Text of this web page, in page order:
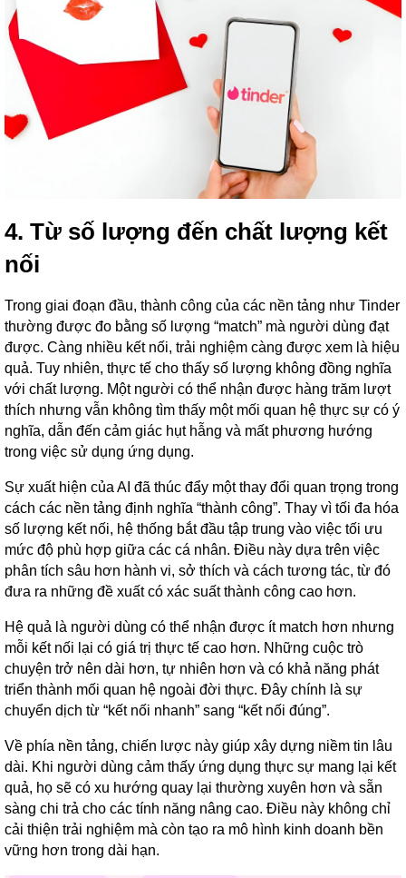
4. Từ số lượng đến chất lượng kết
nối
Trong giai đoạn đầu, thành công của các nền tảng như Tinder
thường được đo bằng số lượng “match” mà người dùng đạt
được. Càng nhiều kết nối, trải nghiệm càng được xem là hiệu
quả. Tuy nhiên, thực tế cho thấy số lượng không đồng nghĩa
với chất lượng. Một người có thể nhận được hàng trăm lượt
thích nhưng vẫn không tìm thấy một mối quan hệ thực sự có ý
nghĩa, dẫn đến cảm giác hụt hẫng và mất phương hướng
trong việc sử dụng ứng dụng.
Sự xuất hiện của AI đã thúc đẩy một thay đổi quan trọng trong
cách các nền tảng định nghĩa “thành công”. Thay vì tối đa hóa
số lượng kết nối, hệ thống bắt đầu tập trung vào việc tối ưu
mức độ phù hợp giữa các cá nhân. Điều này dựa trên việc
phân tích sâu hơn hành vi, sở thích và cách tương tác, từ đó
đưa ra những đề xuất có xác suất thành công cao hơn.
Hệ quả là người dùng có thể nhận được ít match hơn nhưng
mỗi kết nối lại có giá trị thực tế cao hơn. Những cuộc trò
chuyện trở nên dài hơn, tự nhiên hơn và có khả năng phát
triển thành mối quan hệ ngoài đời thực. Đây chính là sự
chuyển dịch từ “kết nối nhanh” sang “kết nối đúng”.
Về phía nền tảng, chiến lược này giúp xây dựng niềm tin lâu
dài. Khi người dùng cảm thấy ứng dụng thực sự mang lại kết
quả, họ sẽ có xu hướng quay lại thường xuyên hơn và sẵn
sàng chi trả cho các tính năng nâng cao. Điều này không chỉ
cải thiện trải nghiệm mà còn tạo ra mô hình kinh doanh bền
vững hơn trong dài hạn.